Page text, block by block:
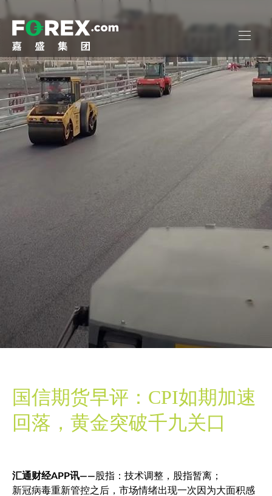
国信期货早评：CPI如期加速
回落，黄金突破千九关口
汇通财经APP讯——股指：技术调整，股指暂离；
新冠病毒重新管控之后，市场情绪出现一次因为大面积感